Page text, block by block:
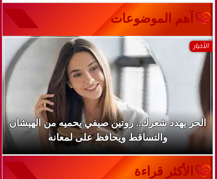
آهم الموضوعات
الأخبار
الحر يهدد شعرك.. روتين صيفي يحميه من الهيشان
والتساقط ويحافظ على لمعانه
الأكثر قراءة